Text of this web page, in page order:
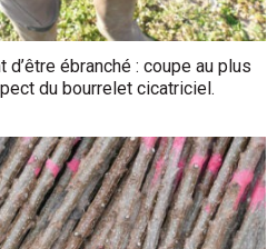
ébranché : coupe au plus
du bourrelet cicatriciel.